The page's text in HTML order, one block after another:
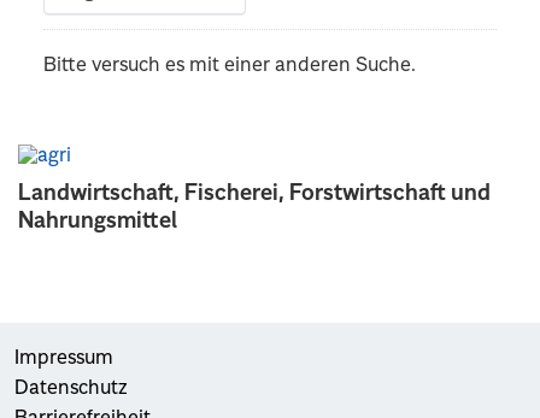
Landwirtschaft, Fischerei, Forstwirtschaft und
Nahrungsmittel
Bitte versuch es mit einer anderen Suche.
Impressum
Datenschutz